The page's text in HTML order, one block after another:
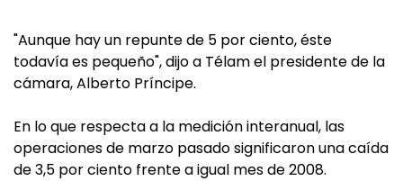
"Aunque hay un repunte de 5 por ciento, éste
todavía es pequeño", dijo a Télam el presidente de la
cámara, Alberto Príncipe.
En lo que respecta a la medición interanual, las
operaciones de marzo pasado significaron una caída
de 3,5 por ciento frente a igual mes de 2008.